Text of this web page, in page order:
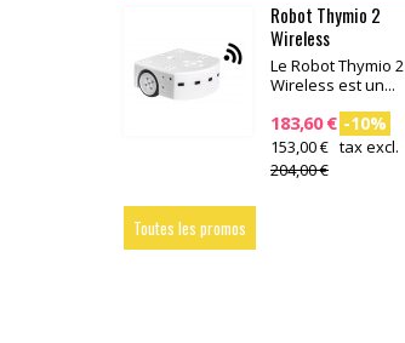
Robot Thymio 2
Wireless
Le Robot Thymio 2
Wireless est un...
183,60 € -10%
153,00 € tax excl.
204,00 €
Toutes les promos